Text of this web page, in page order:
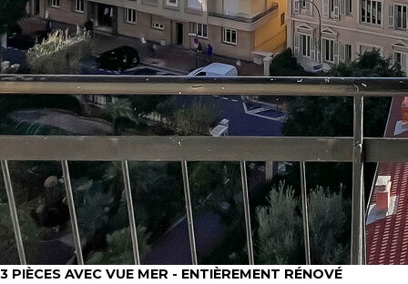
3 PIÈCES AVEC VUE MER - ENTIÈREMENT RÉNOVÉ